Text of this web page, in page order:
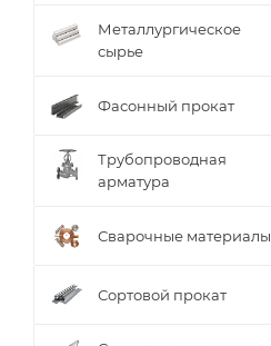
Металлургическое
сырье
Фасонный прокат
Трубопроводная
арматура
Сварочные материалы
Сортовой прокат